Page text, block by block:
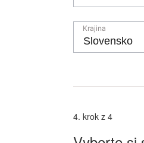
Krajina
4. krok z 4